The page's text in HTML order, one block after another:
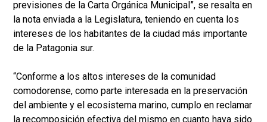
previsiones de la Carta Orgánica Municipal”, se resalta en
la nota enviada a la Legislatura, teniendo en cuenta los
intereses de los habitantes de la ciudad más importante
de la Patagonia sur.
“Conforme a los altos intereses de la comunidad
comodorense, como parte interesada en la preservación
del ambiente y el ecosistema marino, cumplo en reclamar
la recomposición efectiva del mismo en cuanto haya sido